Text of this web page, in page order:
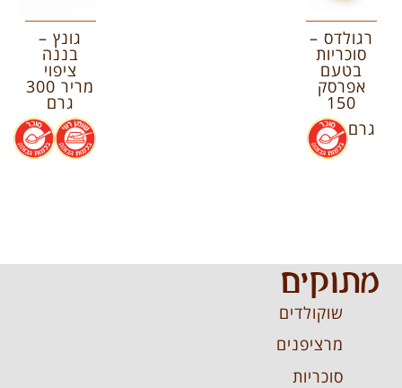
רגולדס –
סוכריות
בטעם
אפרסק
150
גרם
.
גונץ –
בננה
ציפוי
מריר 300
גרם
.
.
מתוקים
שוקולדים
מרציפנים
סוכריות